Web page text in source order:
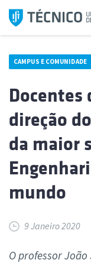
Saltar
para
CAMPUS E COMUNIDADE
Docentes
direção
da maior
mundo
9 Janeiro 2020
O professor